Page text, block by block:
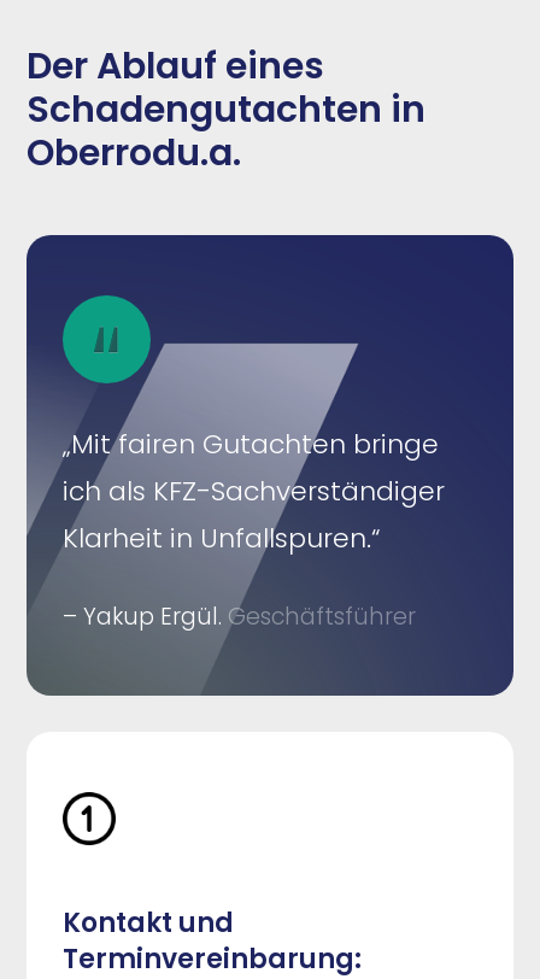
Der Ablauf eines
Schadengutachten in
Oberrodu.a.
„Mit fairen Gutachten bringe
ich als KFZ-Sachverständiger
Klarheit in Unfallspuren.“
– Yakup Ergül. Geschäftsführer
Kontakt und
Terminvereinbarung: